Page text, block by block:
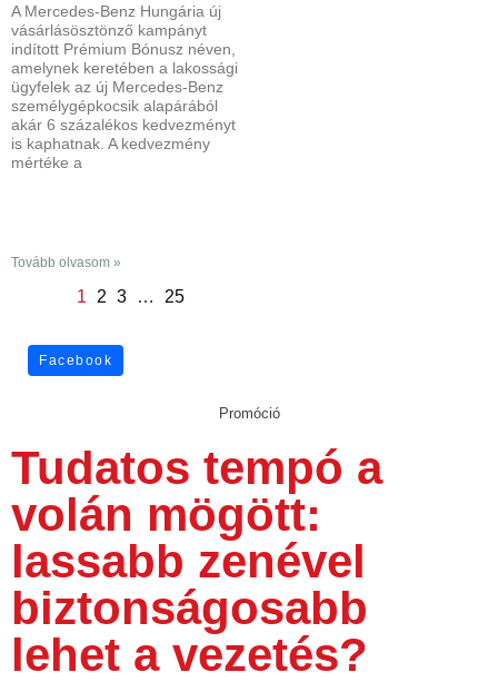
A Mercedes-Benz Hungária új
vásárlásösztönző kampányt
indított Prémium Bónusz néven,
amelynek keretében a lakossági
ügyfelek az új Mercedes-Benz
személygépkocsik alapárából
akár 6 százalékos kedvezményt
is kaphatnak. A kedvezmény
mértéke a
Tovább olvasom »
1 2 3 … 25
Facebook
Promóció
Tudatos tempó a
volán mögött:
lassabb zenével
biztonságosabb
lehet a vezetés?